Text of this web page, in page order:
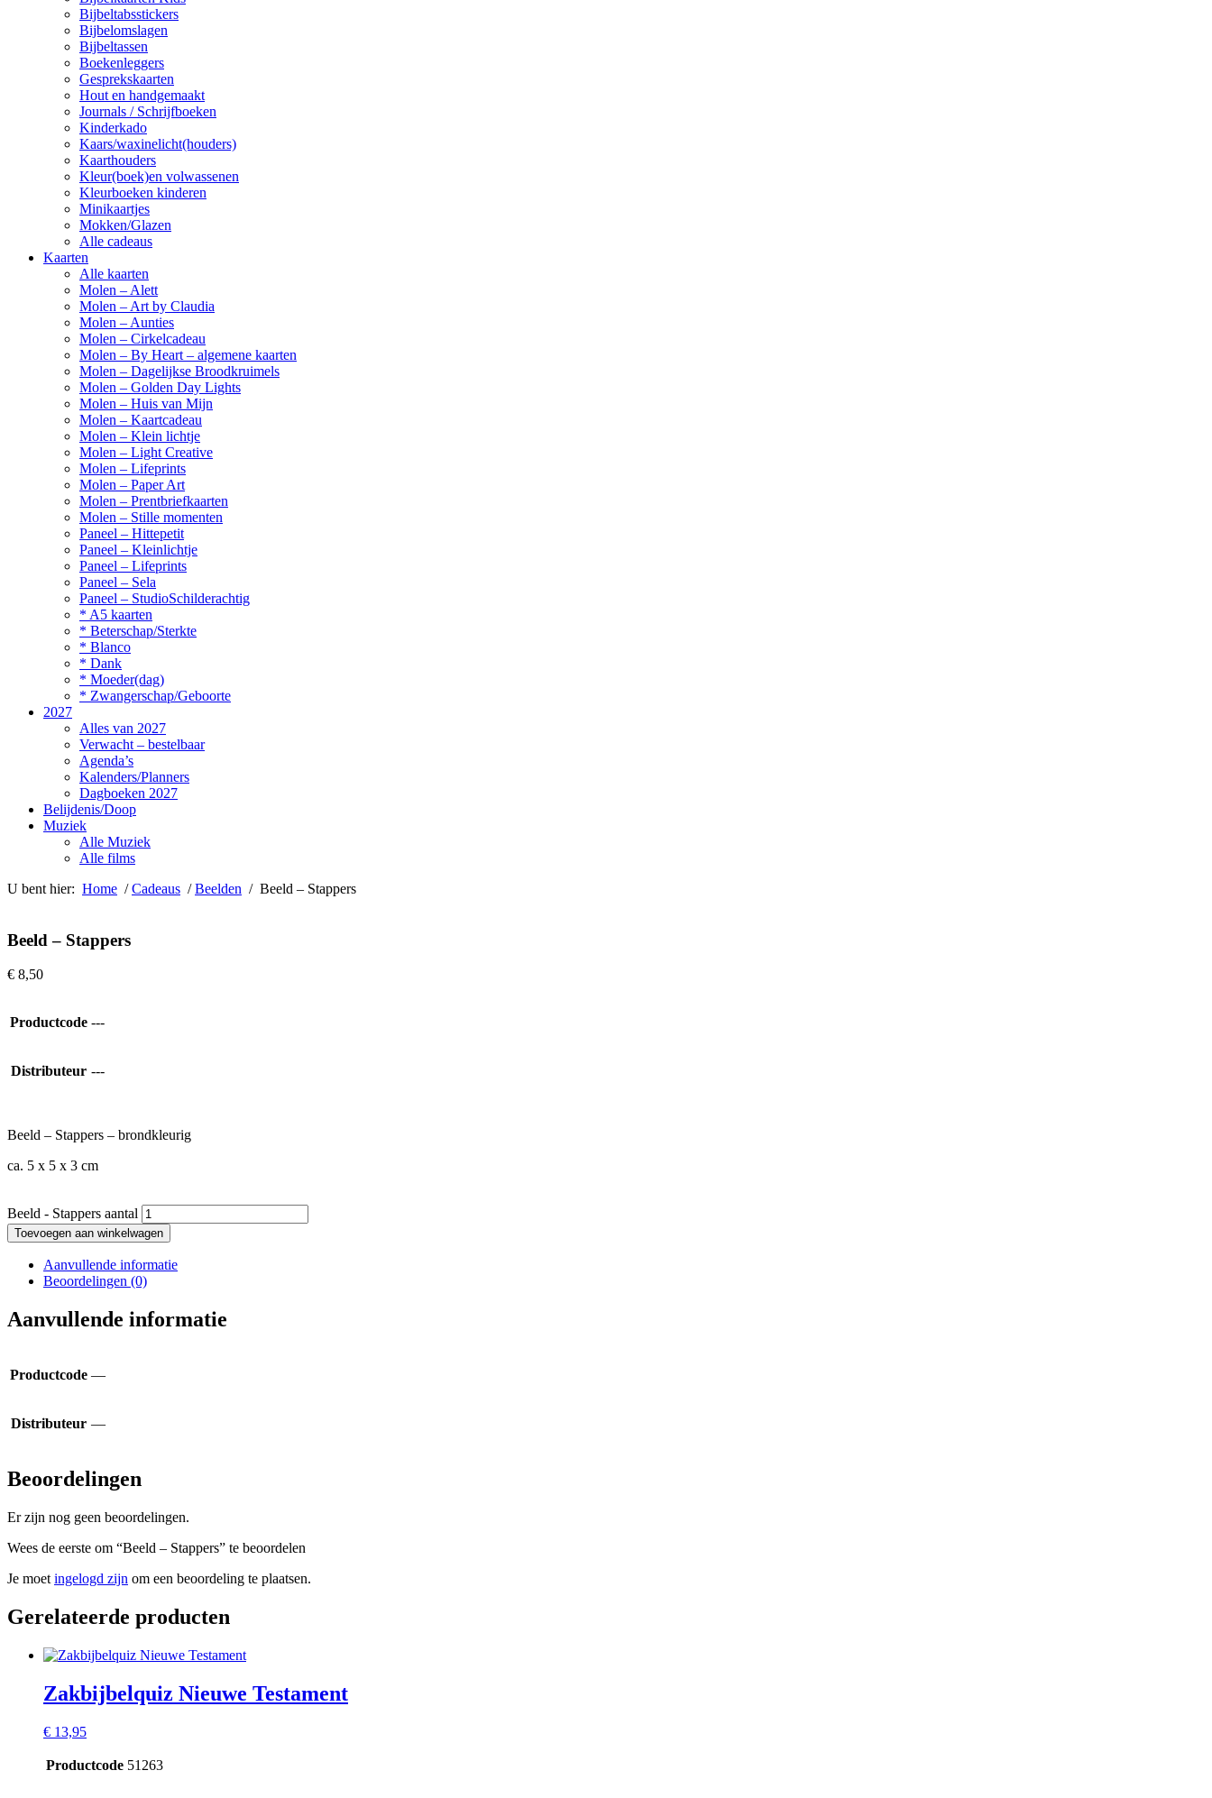
Bijbeltabsstickers
Bijbelomslagen
Bijbeltassen
Boekenleggers
Gesprekskaarten
Hout en handgemaakt
Journals / Schrijfboeken
Kinderkado
Kaars/waxinelicht(houders)
Kaarthouders
Kleur(boek)en volwassenen
Kleurboeken kinderen
Minikaartjes
Mokken/Glazen
Alle cadeaus
Kaarten
Alle kaarten
Molen – Alett
Molen – Art by Claudia
Molen – Aunties
Molen – Cirkelcadeau
Molen – By Heart – algemene kaarten
Molen – Dagelijkse Broodkruimels
Molen – Golden Day Lights
Molen – Huis van Mijn
Molen – Kaartcadeau
Molen – Klein lichtje
Molen – Light Creative
Molen – Lifeprints
Molen – Paper Art
Molen – Prentbriefkaarten
Molen – Stille momenten
Paneel – Hittepetit
Paneel – Kleinlichtje
Paneel – Lifeprints
Paneel – Sela
Paneel – StudioSchilderachtig
* A5 kaarten
* Beterschap/Sterkte
* Blanco
* Dank
* Moeder(dag)
* Zwangerschap/Geboorte
2027
Alles van 2027
Verwacht – bestelbaar
Agenda’s
Kalenders/Planners
Dagboeken 2027
Belijdenis/Doop
Muziek
Alle Muziek
Alle films
U bent hier: Home /Cadeaus /Beelden / Beeld – Stappers
Beeld – Stappers
€ 8,50
Productcode ---
Distributeur ---
Beeld – Stappers – brondkleurig
ca. 5 x 5 x 3 cm
Beeld - Stappers aantal
Toevoegen aan winkelwagen
Aanvullende informatie
Beoordelingen (0)
Aanvullende informatie
Productcode —
Distributeur —
Beoordelingen
Er zijn nog geen beoordelingen.
Wees de eerste om “Beeld – Stappers” te beoordelen
Je moet ingelogd zijn om een beoordeling te plaatsen.
Gerelateerde producten
Zakbijbelquiz Nieuwe Testament
€ 13,95
Productcode 51263